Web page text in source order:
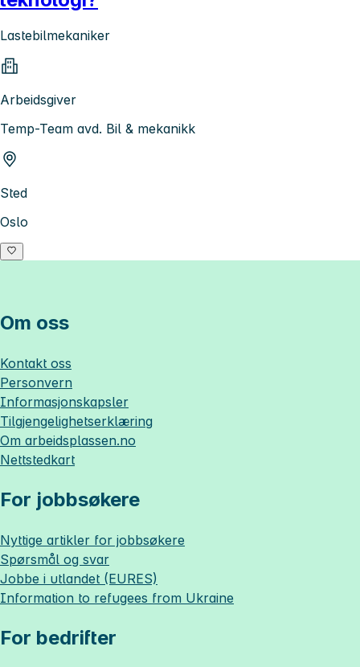
Lastebilmekaniker
Arbeidsgiver
Temp-Team avd. Bil & mekanikk
Sted
Oslo
Om oss
Kontakt oss
Personvern
Informasjonskapsler
Tilgjengelighetserklæring
Om arbeidsplassen.no
Nettstedkart
For jobbsøkere
Nyttige artikler for jobbsøkere
Spørsmål og svar
Jobbe i utlandet (EURES)
Information to refugees from Ukraine
For bedrifter